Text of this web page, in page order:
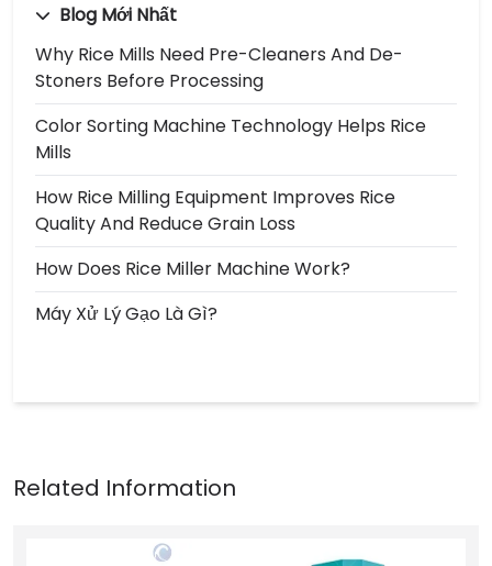
Blog Mới Nhất
Why Rice Mills Need Pre-Cleaners And De-
Stoners Before Processing
Color Sorting Machine Technology Helps Rice
Mills
How Rice Milling Equipment Improves Rice
Quality And Reduce Grain Loss
How Does Rice Miller Machine Work?
Máy Xử Lý Gạo Là Gì?